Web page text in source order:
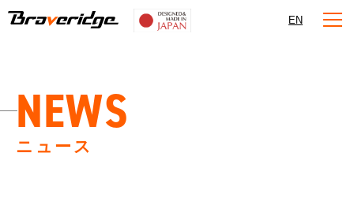
Braveridge
EN
NEWS
ニュース